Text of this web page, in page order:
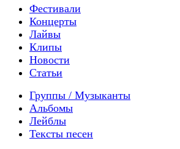
Фестивали
Концерты
Лайвы
Клипы
Новости
Статьи
Группы / Музыканты
Альбомы
Лейблы
Тексты песен